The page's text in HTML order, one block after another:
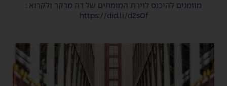
מוזמנים להיכנס לזירת המומחים של דה מרקר ולקרוא :
https://did.li/d2sOf